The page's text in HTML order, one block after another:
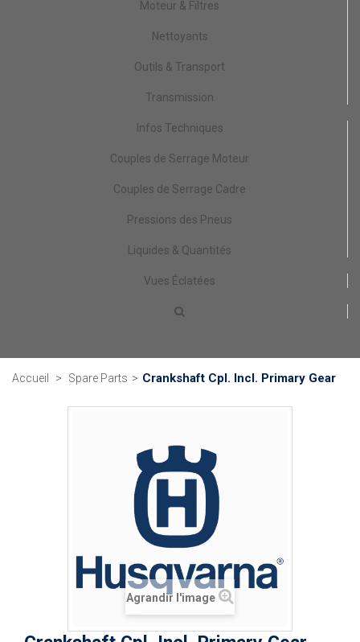
Moteur & Filtres
Nettoyants
Outils & Transport
Transmission
Infos Techniques
Couples de Serrage Moteur
Couples de Serrage Cadre
Pressions des Pneus
Liquides & Quantités
Vues Éclatées
Accueil > Spare Parts > Crankshaft Cpl. Incl. Primary Gear
Agrandir l'image